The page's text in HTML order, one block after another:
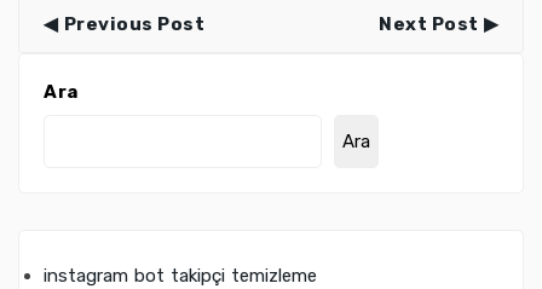
Previous Post Next Post
Ara
Ara
instagram bot takipçi temizleme